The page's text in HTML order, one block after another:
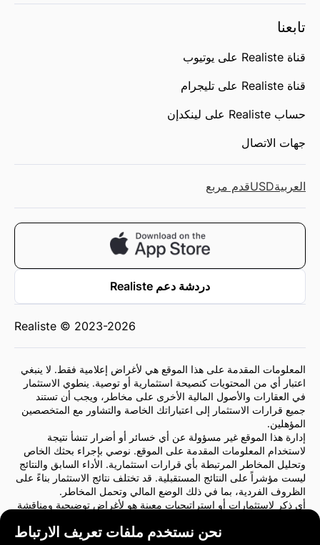
نحن نستخدم ملفات تعريف الارتباط
تابعنا
قناة Realiste على يوتيوب
قناة Realiste على تليجرام
حساب Realiste على لينكدإن
جهات الاتصال
العربيةUSDقدم مربع
دردشة دعم Realiste
Realiste © 2023-2026
المعلومات المقدمة على هذا الموقع هي لأغراض إعلامية فقط. لا ينبغي
اعتبار أي من المحتويات كنصيحة استثمارية أو توصية. ينطوي الاستثمار
في العقارات والأصول المالية الأخرى على مخاطر، ويجب أن تستند
جميع قرارات الاستثمار إلى اعتباراتك الخاصة والتشاور مع المتخصصين
المؤهلين.
إدارة هذا الموقع غير مسؤولة عن أي خسائر أو أضرار تنشأ نتيجة
لاستخدام المعلومات المقدمة على الموقع. نوصي بإجراء بحثك الخاص
وتحليل المخاطر المرتبطة بأي قرارات استثمارية. الأداء السابق والنتائج
ليست مؤشراً على النتائج المستقبلية. قد تختلف نتائج الاستثمار بناءً على
الظروف الفردية، بما في ذلك الوضع المالي وتحمل المخاطر.
أي ذكر لاستثمارات أو استراتيجيات معينة هو لأغراض توضيحية ومناقشة